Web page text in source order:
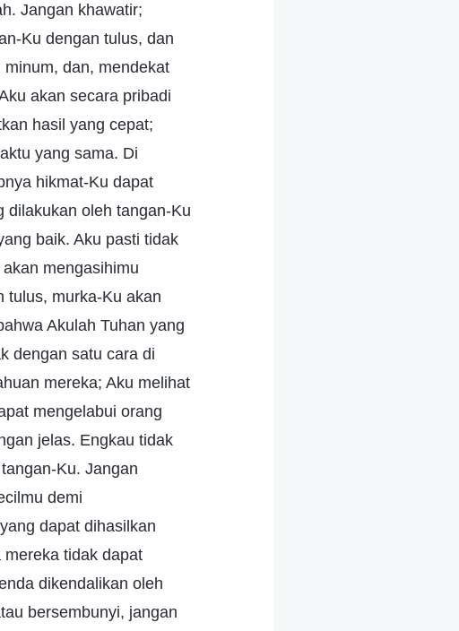
Jangan khawatir;
Ku dengan tulus, dan
dan, mendekat
akan secara pribadi
hasil yang cepat;
yang sama. Di
hikmat-Ku dapat
dilakukan oleh tangan-Ku
baik. Aku pasti tidak
mengasihimu
tulus, murka-Ku akan
Akulah Tuhan yang
dengan satu cara di
mereka; Aku melihat
mengelabui orang
jelas. Engkau tidak
Ku. Jangan
demi
dapat dihasilkan
tidak dapat
dikendalikan oleh
bersembunyi, jangan